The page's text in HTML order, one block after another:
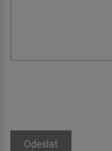
Odeslat